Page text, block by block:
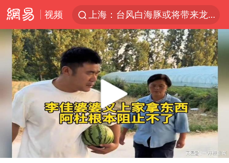
视频
上海：台风白海豚或将带来龙卷风
陈垣宇0-3张禹珍 国乒男单全军覆没
秋天的第一杯奶茶到底有多火
中巨芯：上半年归母净利润1405.77万元
四川宜宾高县4.9级地震致1死
东航：国内客票提前14天免费退改
美股存储板块集体大跌
日本试射“战斧”导弹，国防部回应
Play
00:00